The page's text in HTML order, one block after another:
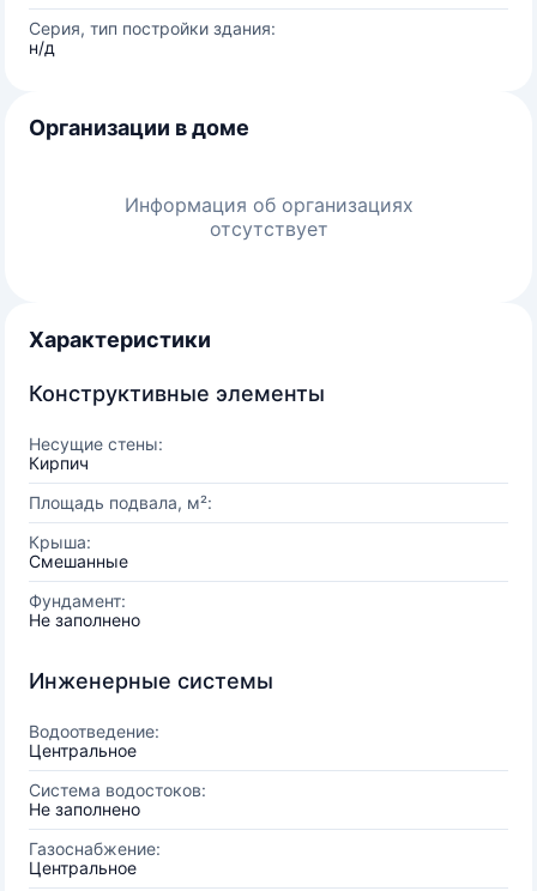
Серия, тип постройки здания:
н/д
Организации в доме
Информация об организациях
отсутствует
Характеристики
Конструктивные элементы
Несущие стены:
Кирпич
Площадь подвала, м²:
Крыша:
Смешанные
Фундамент:
Не заполнено
Инженерные системы
Водоотведение:
Центральное
Система водостоков:
Не заполнено
Газоснабжение:
Центральное